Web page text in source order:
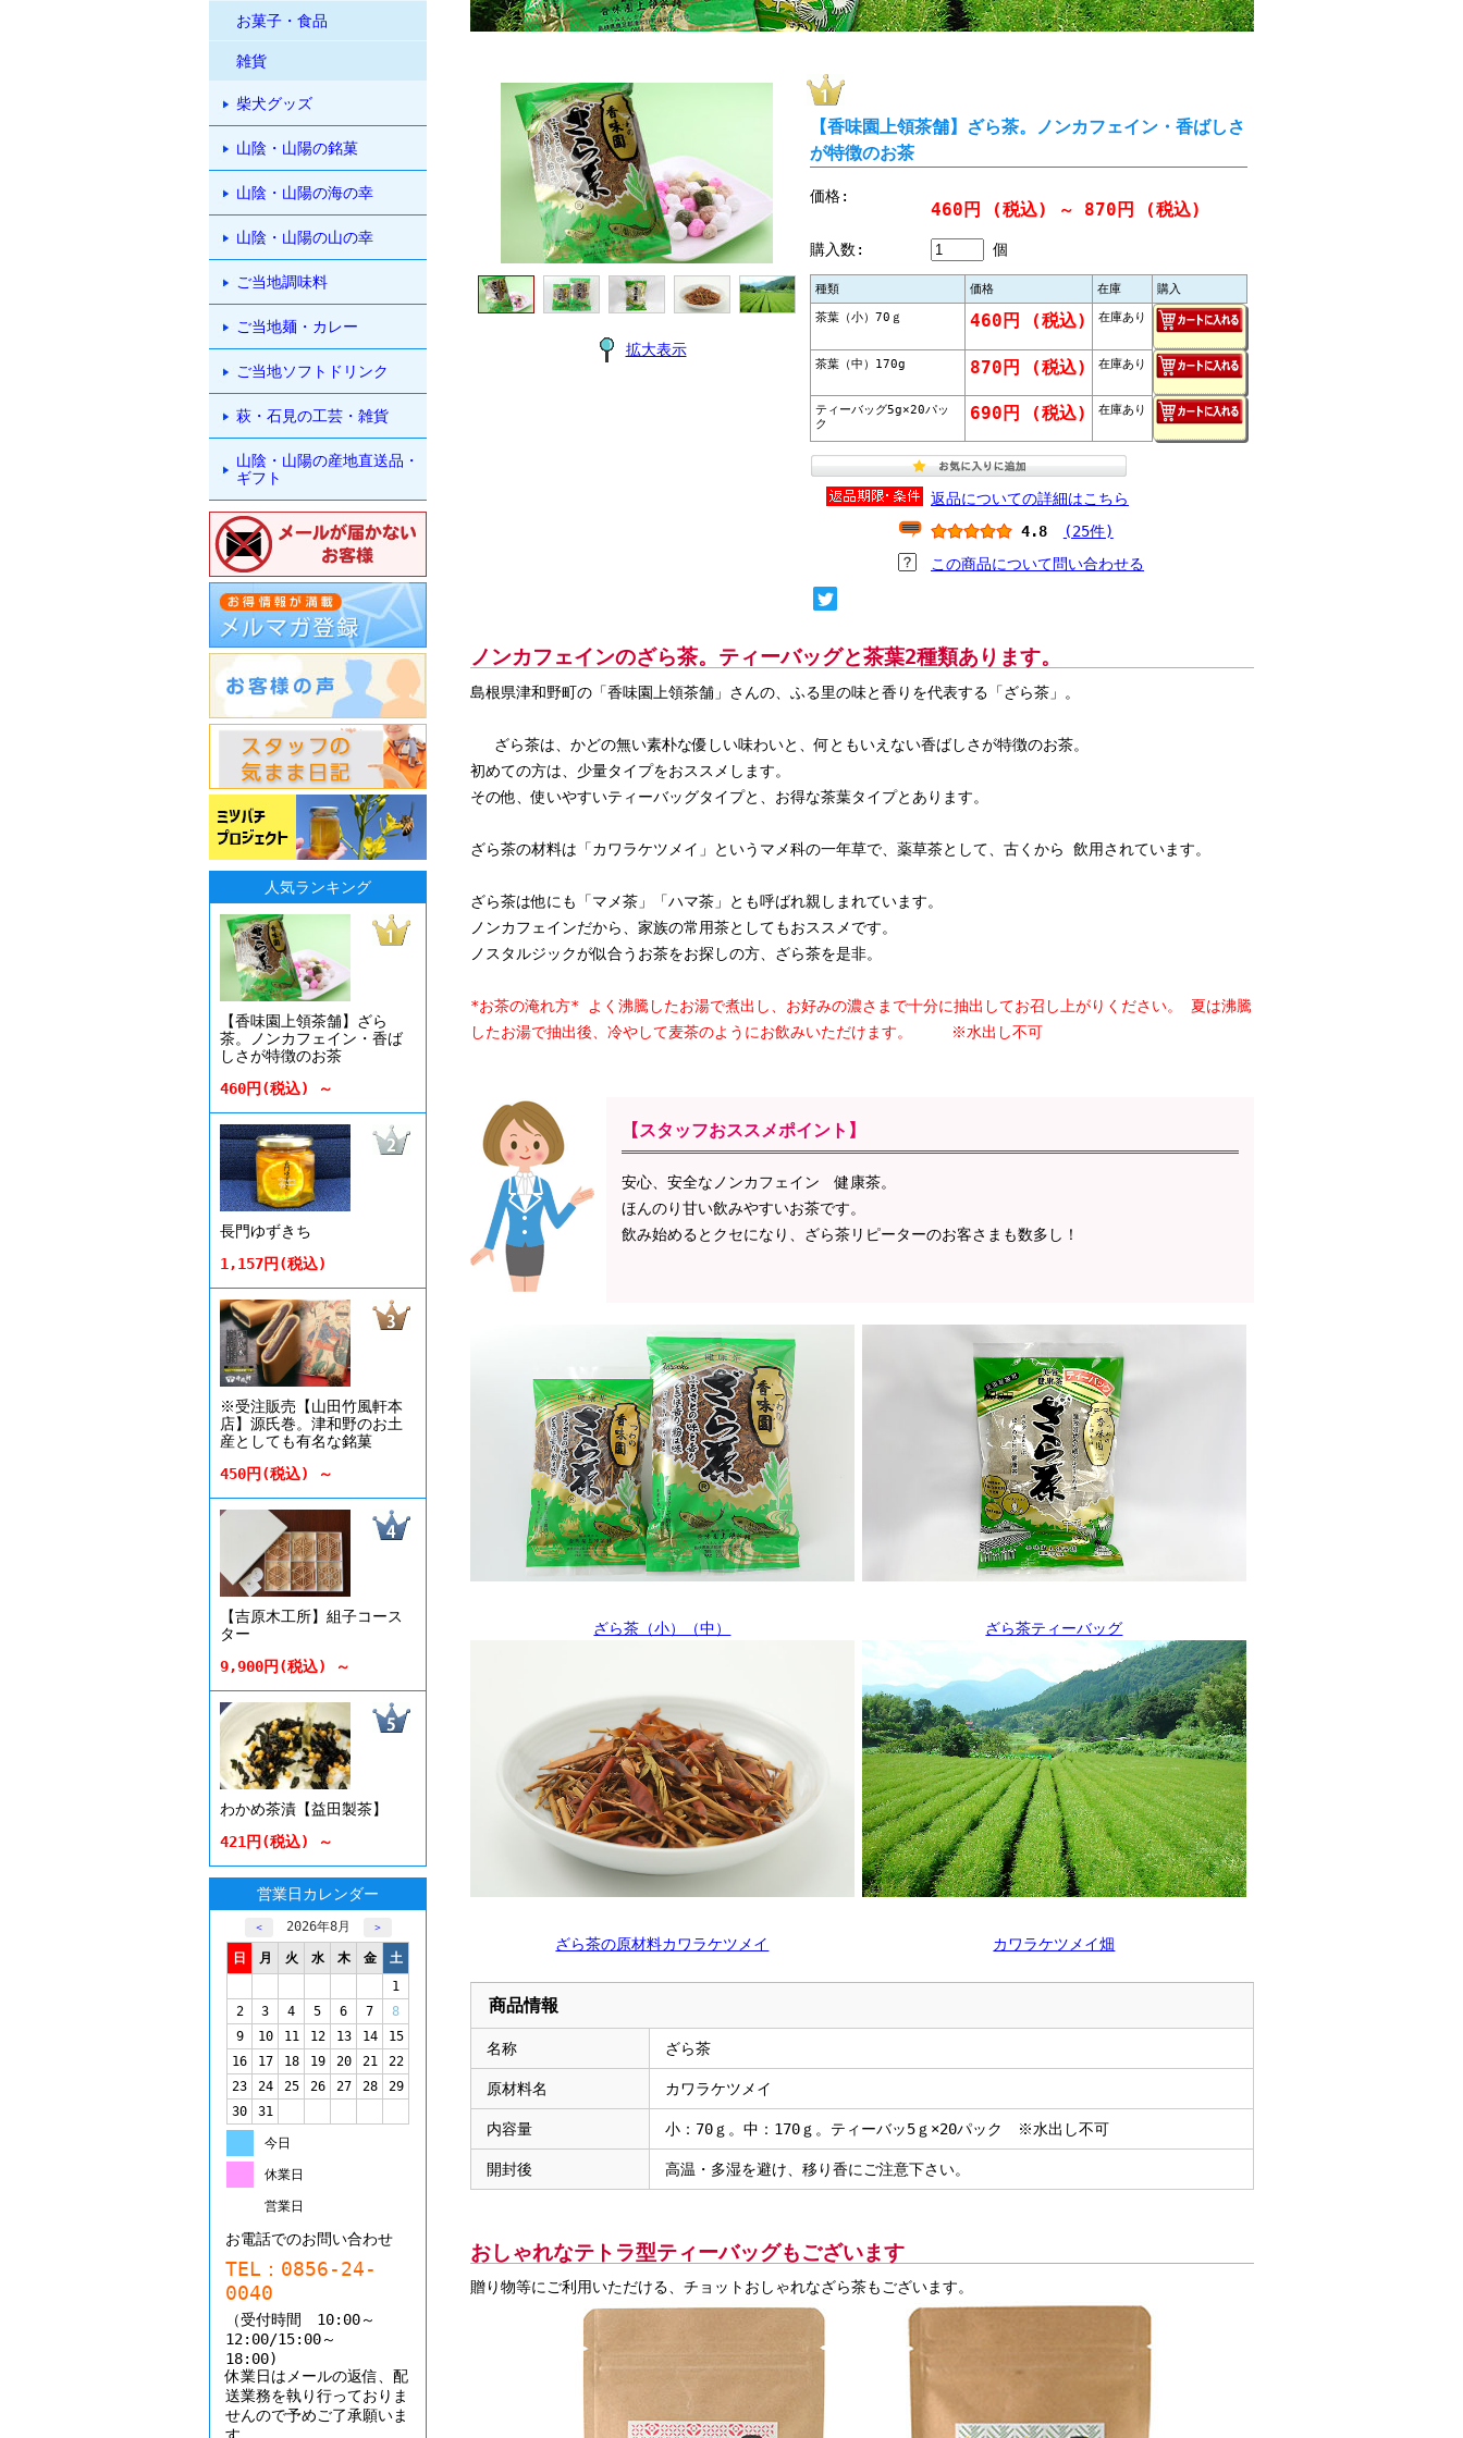
お菓子・食品
雑貨
柴犬グッズ
山陰・山陽の銘菓
山陰・山陽の海の幸
山陰・山陽の山の幸
ご当地調味料
ご当地麺・カレー
ご当地ソフトドリンク
萩・石見の工芸・雑貨
山陰・山陽の産地直送品・
ギフト
人気ランキング
【香味園上領茶舗】ざら
茶。ノンカフェイン・香ば
しさが特徴のお茶
460円(税込) ～
長門ゆずきち
1,157円(税込)
※受注販売【山田竹風軒本
店】源氏巻。津和野のお土
産としても有名な銘菓
450円(税込) ～
【吉原木工所】組子コース
ター
9,900円(税込) ～
わかめ茶漬【益田製茶】
421円(税込) ～
営業日カレンダー
＜ 2026年8月 ＞
日 月 火 水 木 金
土
1
2
3 4 5 6 7
8
9
10 11 12 13 14
15
16
17 18 19 20 21
22
23
24 25 26 27 28
29
30
31
今日
休業日
営業日
お電話でのお問い合わせ
TEL：0856-24-
0040
（受付時間 10:00～
12:00/15:00～
18:00)
休業日はメールの返信、配
送業務を執り行っておりま
せんので予めご了承願いま
拡大表示
【香味園上領茶舗】ざら茶。ノンカフェイン・香ばしさ
が特徴のお茶
価格:
460円 (税込) ～ 870円 (税込)
購入数: 個
種類 価格 在庫
購入
茶葉（小）70ｇ
460円 (税込) 在庫あり
茶葉（中）170g 870円 (税込) 在庫あり
ティーバッグ5g×20パッ
ク
690円 (税込) 在庫あり
返品についての詳細はこちら
4.8
(25件)
この商品について問い合わせる
ノンカフェインのざら茶。ティーバッグと茶葉2種類あります。
島根県津和野町の「香味園上領茶舗」さんの、ふる里の味と香りを代表する「ざら茶」。
ざら茶は、かどの無い素朴な優しい味わいと、何ともいえない香ばしさが特徴のお茶。
初めての方は、少量タイプをおススメします。
その他、使いやすいティーバッグタイプと、お得な茶葉タイプとあります。
ざら茶の材料は「カワラケツメイ」というマメ科の一年草で、薬草茶として、古くから 飲用されています。
ざら茶は他にも「マメ茶」「ハマ茶」とも呼ばれ親しまれています。
ノンカフェインだから、家族の常用茶としてもおススメです。
ノスタルジックが似合うお茶をお探しの方、ざら茶を是非。
*お茶の淹れ方* よく沸騰したお湯で煮出し、お好みの濃さまで十分に抽出してお召し上がりください。 夏は沸騰
したお湯で抽出後、冷やして麦茶のようにお飲みいただけます。 ※水出し不可
【スタッフおススメポイント】
安心、安全なノンカフェイン 健康茶。
ほんのり甘い飲みやすいお茶です。
飲み始めるとクセになり、ざら茶リピーターのお客さまも数多し！
ざら茶（小）（中） ざら茶ティーバッグ
ざら茶の原材料カワラケツメイ カワラケツメイ畑
商品情報
名称 ざら茶
原材料名 カワラケツメイ
内容量 小：70ｇ。中：170ｇ。ティーバッ5ｇ×20パック ※水出し不可
開封後 高温・多湿を避け、移り香にご注意下さい。
おしゃれなテトラ型ティーバッグもございます
贈り物等にご利用いただける、チョットおしゃれなざら茶もございます。